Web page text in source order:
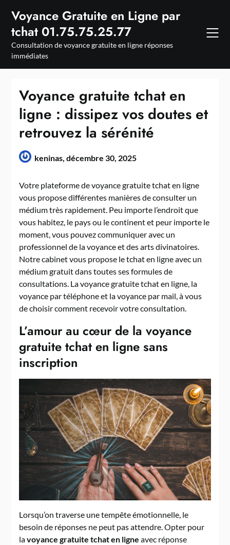
content
Voyance Gratuite en Ligne par
tchat 01.75.75.25.77
Consultation de voyance gratuite en ligne réponses
immédiates
Voyance gratuite tchat en
ligne : dissipez vos doutes et
retrouvez la sérénité
keninas,décembre 30, 2025
Votre plateforme de voyance gratuite tchat en ligne
vous propose différentes manières de consulter un
médium très rapidement. Peu importe l’endroit que
vous habitez, le pays ou le continent et peur importe le
moment, vous pouvez communiquer avec un
professionnel de la voyance et des arts divinatoires.
Notre cabinet vous propose le tchat en ligne avec un
médium gratuit dans toutes ses formules de
consultations. La voyance gratuite tchat en ligne, la
voyance par téléphone et la voyance par mail, à vous
de choisir comment recevoir votre consultation.
L’amour au cœur de la voyance
gratuite tchat en ligne sans
inscription
Lorsqu’on traverse une tempête émotionnelle, le
besoin de réponses ne peut pas attendre. Opter pour
lavoyance gratuite tchat en ligne avec réponse